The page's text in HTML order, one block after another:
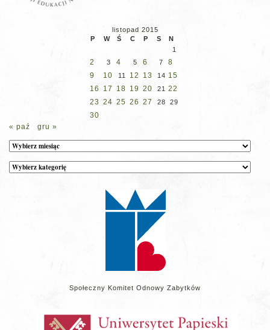
listopad 2015
P
W Ś C P S
N
1
2 3 4 5 6 7
8
9
10 11 12 13 14 15
16
17 18 19 20 21
22
23 24 25 26 27 28 29
30
« paź
gru »
Archiwum
Kategorie
wpisów
Społeczny Komitet Odnowy Zabytków